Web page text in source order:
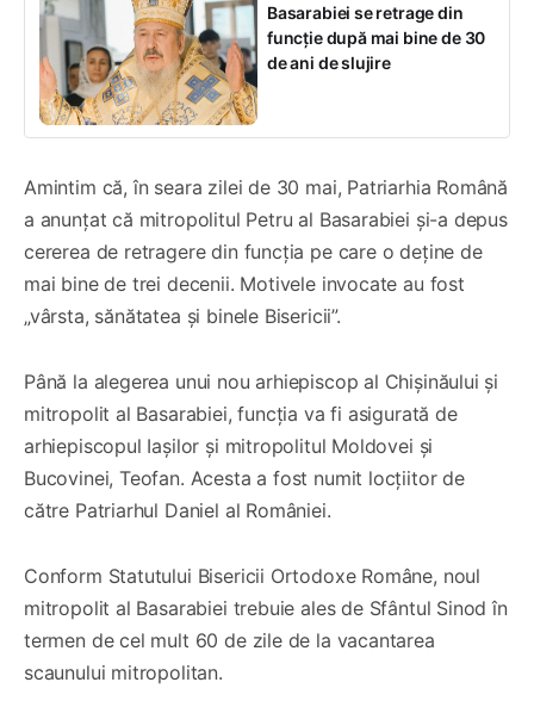
Basarabiei se retrage din
funcție după mai bine de 30
de ani de slujire
Amintim că, în seara zilei de 30 mai, Patriarhia Română
a anunțat că mitropolitul Petru al Basarabiei și-a depus
cererea de retragere din funcția pe care o deține de
mai bine de trei decenii. Motivele invocate au fost
„vârsta, sănătatea și binele Bisericii”.
Până la alegerea unui nou arhiepiscop al Chișinăului și
mitropolit al Basarabiei, funcția va fi asigurată de
arhiepiscopul Iașilor și mitropolitul Moldovei și
Bucovinei, Teofan. Acesta a fost numit locțiitor de
către Patriarhul Daniel al României.
Conform Statutului Bisericii Ortodoxe Române, noul
mitropolit al Basarabiei trebuie ales de Sfântul Sinod în
termen de cel mult 60 de zile de la vacantarea
scaunului mitropolitan.